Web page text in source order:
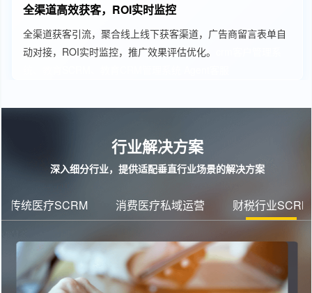
全渠道高效获客，ROI实时监控
全渠道获客引流，聚合线上线下获客渠道，广告商留言表单自
动对接，ROI实时监控，推广效果评估优化。
行业解决方案
深入细分行业，提供适配垂直行业场景的解决方案
传统医疗SCRM 消费医疗私域运营 财税行业SCRM